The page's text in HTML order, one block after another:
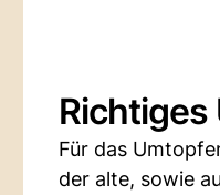
Richtiges
Für das
der alte, sowie